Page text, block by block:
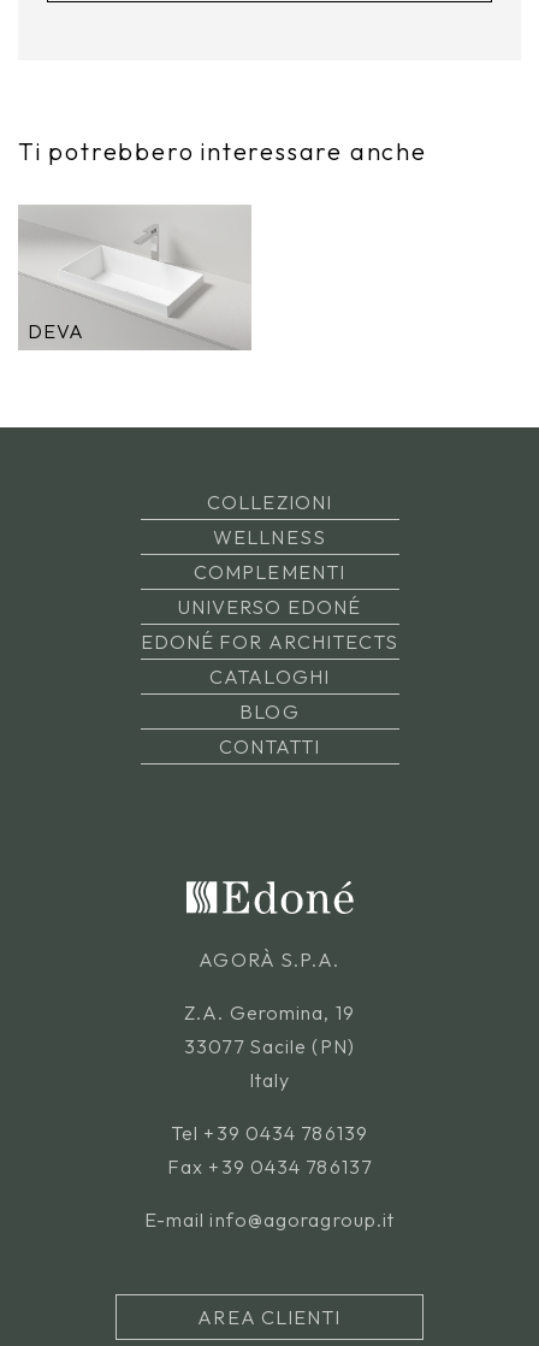
Ti potrebbero interessare anche
DEVA
COLLEZIONI
WELLNESS
COMPLEMENTI
UNIVERSO EDONÉ
EDONÉ FOR ARCHITECTS
CATALOGHI
BLOG
CONTATTI
AGORÀ S.P.A.
Z.A. Geromina, 19
33077 Sacile (PN)
Italy
Tel +39 0434 786139
Fax +39 0434 786137
E-mail info@agoragroup.it
AREA CLIENTI